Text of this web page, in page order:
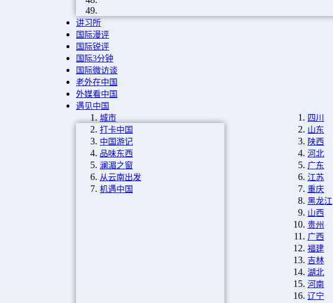
讲习所
国际漫评
国际锐评
国际3分钟
国际微访谈
老外在中国
外媒看中国
遇见中国
城市
打卡中国
中国游记
品味东西
澜湄之窗
从云南出发
机遇中国
四川
山东
陕西
河北
广东
江苏
重庆
黑龙江
山西
贵州
广西
福建
吉林
湖北
河南
辽宁